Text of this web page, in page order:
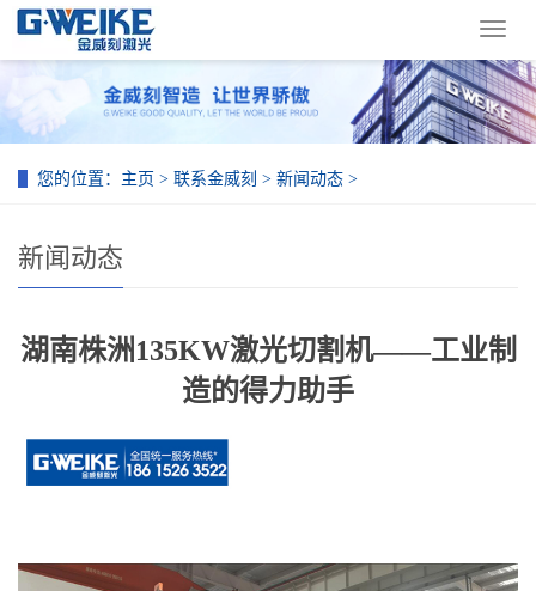
导
菜
单
您的位置： 主页 > 联系金威刻 > 新闻动态 >
新闻动态
湖南株洲135KW激光切割机——工业制
造的得力助手